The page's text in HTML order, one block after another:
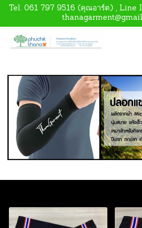
Tel. 061 797 9516 (คุณอาร์ต) , Line